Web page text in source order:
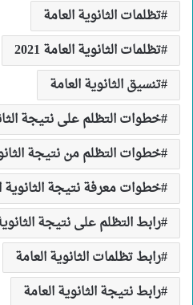
تظلمات الثانوية العامة
تظلمات الثانوية العامة 2021
تنسيق الثانوية العامة
خطوات التظلم على نتيجة
خطوات التظلم من نتيجة الثانوية
خطوات معرفة نتيجة الثانوية
رابط التظلم على نتيجة الثانوية
رابط تظلمات الثانوية العامة
رابط نتيجة الثانوية العامة